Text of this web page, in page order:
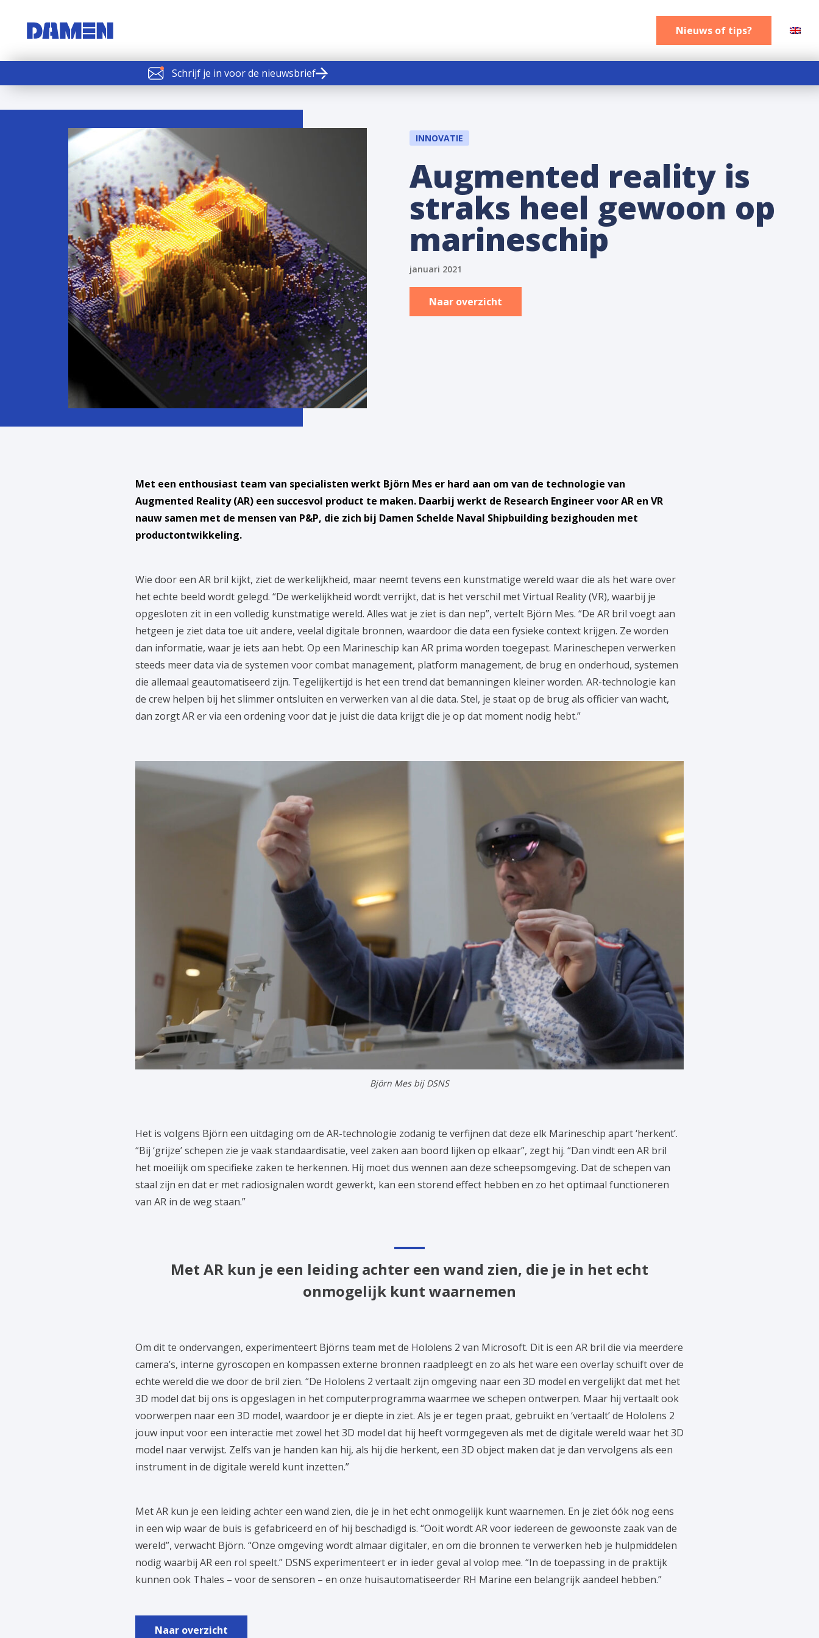
Nieuws of tips?
Schrijf je in voor de nieuwsbrief
Nieuws of tips
INNOVATIE
Augmented reality is
straks heel gewoon op
marineschip
januari 2021
Naar overzicht
Met een enthousiast team van specialisten werkt Björn Mes er hard aan om van de technologie van
Augmented Reality (AR) een succesvol product te maken. Daarbij werkt de Research Engineer voor AR en VR
nauw samen met de mensen van P&P, die zich bij Damen Schelde Naval Shipbuilding bezighouden met
productontwikkeling.
Wie door een AR bril kijkt, ziet de werkelijkheid, maar neemt tevens een kunstmatige wereld waar die als het ware over
het echte beeld wordt gelegd. “De werkelijkheid wordt verrijkt, dat is het verschil met Virtual Reality (VR), waarbij je
opgesloten zit in een volledig kunstmatige wereld. Alles wat je ziet is dan nep”, vertelt Björn Mes. “De AR bril voegt aan
hetgeen je ziet data toe uit andere, veelal digitale bronnen, waardoor die data een fysieke context krijgen. Ze worden
dan informatie, waar je iets aan hebt. Op een Marineschip kan AR prima worden toegepast. Marineschepen verwerken
steeds meer data via de systemen voor combat management, platform management, de brug en onderhoud, systemen
die allemaal geautomatiseerd zijn. Tegelijkertijd is het een trend dat bemanningen kleiner worden. AR-technologie kan
de crew helpen bij het slimmer ontsluiten en verwerken van al die data. Stel, je staat op de brug als officier van wacht,
dan zorgt AR er via een ordening voor dat je juist die data krijgt die je op dat moment nodig hebt.”
Björn Mes bij DSNS
Het is volgens Björn een uitdaging om de AR-technologie zodanig te verfijnen dat deze elk Marineschip apart ‘herkent’.
“Bij ‘grijze’ schepen zie je vaak standaardisatie, veel zaken aan boord lijken op elkaar”, zegt hij. “Dan vindt een AR bril
het moeilijk om specifieke zaken te herkennen. Hij moet dus wennen aan deze scheepsomgeving. Dat de schepen van
staal zijn en dat er met radiosignalen wordt gewerkt, kan een storend effect hebben en zo het optimaal functioneren
van AR in de weg staan.”
Met AR kun je een leiding achter een wand zien, die je in het echt
onmogelijk kunt waarnemen
Om dit te ondervangen, experimenteert Björns team met de Hololens 2 van Microsoft. Dit is een AR bril die via meerdere
camera’s, interne gyroscopen en kompassen externe bronnen raadpleegt en zo als het ware een overlay schuift over de
echte wereld die we door de bril zien. “De Hololens 2 vertaalt zijn omgeving naar een 3D model en vergelijkt dat met het
3D model dat bij ons is opgeslagen in het computerprogramma waarmee we schepen ontwerpen. Maar hij vertaalt ook
voorwerpen naar een 3D model, waardoor je er diepte in ziet. Als je er tegen praat, gebruikt en ‘vertaalt’ de Hololens 2
jouw input voor een interactie met zowel het 3D model dat hij heeft vormgegeven als met de digitale wereld waar het 3D
model naar verwijst. Zelfs van je handen kan hij, als hij die herkent, een 3D object maken dat je dan vervolgens als een
instrument in de digitale wereld kunt inzetten.”
Met AR kun je een leiding achter een wand zien, die je in het echt onmogelijk kunt waarnemen. En je ziet óók nog eens
in een wip waar de buis is gefabriceerd en of hij beschadigd is. “Ooit wordt AR voor iedereen de gewoonste zaak van de
wereld”, verwacht Björn. “Onze omgeving wordt almaar digitaler, en om die bronnen te verwerken heb je hulpmiddelen
nodig waarbij AR een rol speelt.” DSNS experimenteert er in ieder geval al volop mee. “In de toepassing in de praktijk
kunnen ook Thales – voor de sensoren – en onze huisautomatiseerder RH Marine een belangrijk aandeel hebben.”
Naar overzicht